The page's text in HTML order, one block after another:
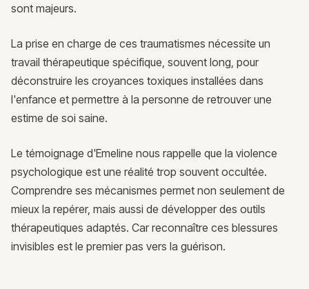
sont majeurs.
La prise en charge de ces traumatismes nécessite un
travail thérapeutique spécifique, souvent long, pour
déconstruire les croyances toxiques installées dans
l'enfance et permettre à la personne de retrouver une
estime de soi saine.
Le témoignage d'Emeline nous rappelle que la violence
psychologique est une réalité trop souvent occultée.
Comprendre ses mécanismes permet non seulement de
mieux la repérer, mais aussi de développer des outils
thérapeutiques adaptés. Car reconnaître ces blessures
invisibles est le premier pas vers la guérison.